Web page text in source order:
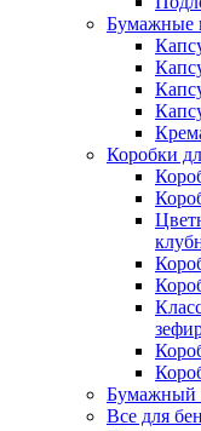
Бумажные
Коробки
Бумажный
Все для